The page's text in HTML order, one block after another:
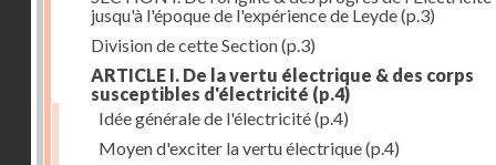
jusqu'à l'époque de l'expérience de Leyde(p.3)
Division de cette Section(p.3)
ARTICLE I. De la vertu électrique & des corps
susceptibles d'électricité (p.4)
Idée générale de l'électricité(p.4)
Moyen d'exciter la vertu électrique(p.4)